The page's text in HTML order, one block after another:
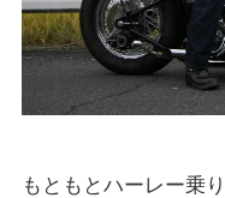
もともとハーレー乗